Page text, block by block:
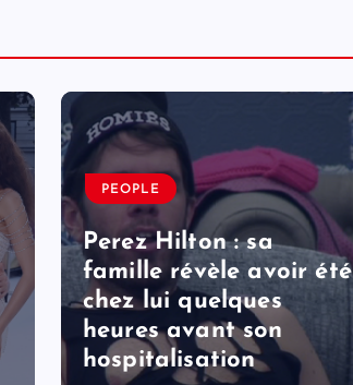
PEOPLE
Perez Hilton : sa
famille révèle avoir été
chez lui quelques
heures avant son
hospitalisation